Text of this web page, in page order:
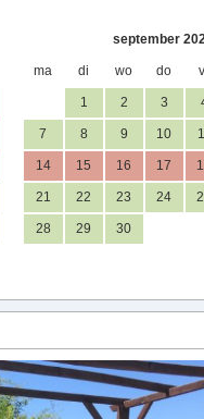
september
ma di wo do
1 2 3
7 8 9 10
14 15 16 17
21 22 23 24
28 29 30